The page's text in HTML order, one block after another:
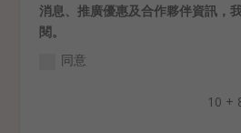
消息、推廣優惠及合作夥伴資訊，
閱。
同意
10 +